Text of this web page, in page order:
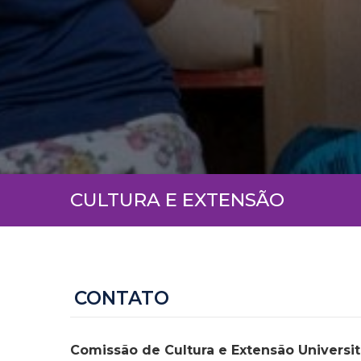
CULTURA E EXTENSÃO
CONTATO
Comissão de Cultura e Extensão